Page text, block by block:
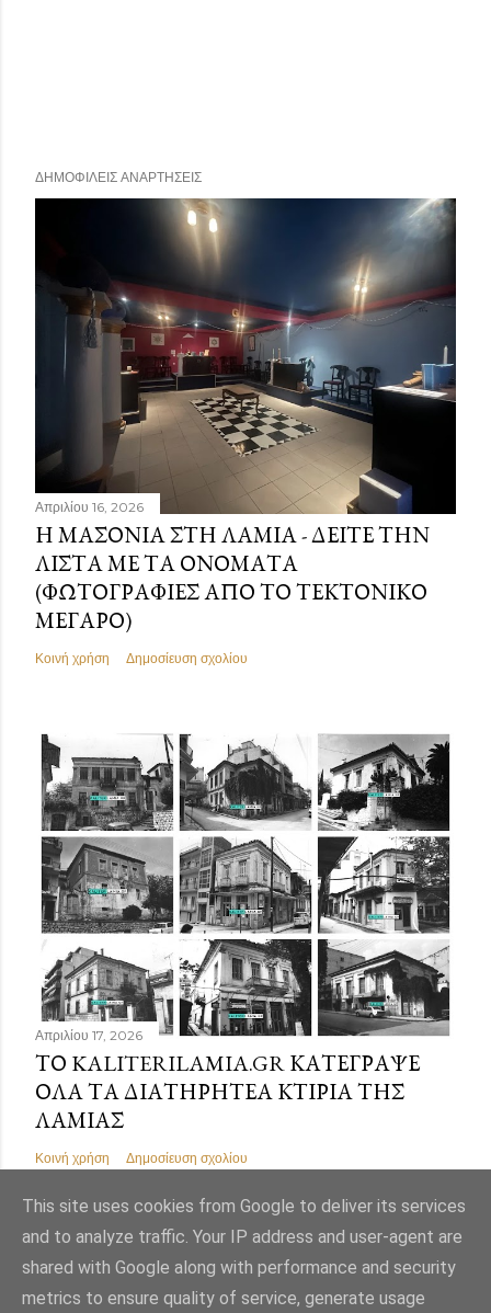
ΔΗΜΟΦΙΛΕΊΣ ΑΝΑΡΤΉΣΕΙΣ
Απριλίου 16, 2026
Η ΜΑΣΟΝΊΑ ΣΤΗ ΛΑΜΊΑ - ΔΕΊΤΕ ΤΗΝ
ΛΊΣΤΑ ΜΕ ΤΑ ΟΝΌΜΑΤΑ
(ΦΩΤΟΓΡΑΦΊΕΣ ΑΠΌ ΤΟ ΤΕΚΤΟΝΙΚΌ
ΜΈΓΑΡΟ)
Κοινή χρήση Δημοσίευση σχολίου
Απριλίου 17, 2026
ΤΟ KALITERILAMIA.GR ΚΑΤΈΓΡΑΨΕ
ΌΛΑ ΤΑ ΔΙΑΤΗΡΗΤΈΑ ΚΤΊΡΙΑ ΤΗΣ
ΛΑΜΊΑΣ
Κοινή χρήση Δημοσίευση σχολίου
Από το Blogger
This site uses cookies from Google to deliver its services
and to analyze traffic. Your IP address and user-agent are
shared with Google along with performance and security
metrics to ensure quality of service, generate usage